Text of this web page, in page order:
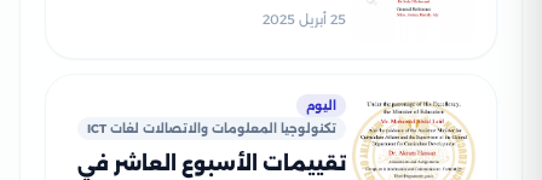
ICT لثالثة اعدادي الترم الثاني
25 أبريل 2025
اليوم
تكنولوجيا المعلومات والاتصالات لغات ICT
تقييمات الأسبوع العاشر في